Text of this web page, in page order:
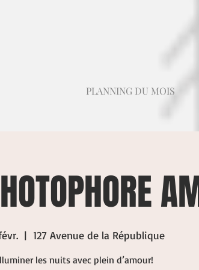
PLANNING DU MOIS
  |
127 Avenue de la République
les nuits avec plein d’amour!